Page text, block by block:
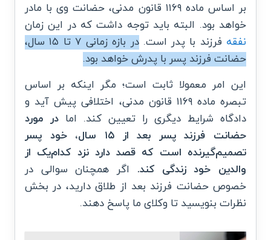
بر اساس ماده ۱۱۶۹ قانون مدنی، حضانت وی با مادر
خواهد بود. البته باید توجه داشت که در این زمان
نفقه فرزند با پدر است.
در بازه زمانی ۷ تا ۱۵ سال،
حضانت فرزند پسر با پدرش خواهد بود.
این امر معمولا ثابت است؛ مگر اینکه بر اساس
تبصره ماده ۱۱۶۹ قانون مدنی، اختلافی پیش آید و
دادگاه شرایط دیگری را تعیین کند. اما در مورد
حضانت فرزند پسر بعد از ۱۵ سال، خود پسر
تصمیم‌گیرنده است که قصد دارد نزد کدام‌یک از
والدین خود زندگی کند. اگر همچنان سوالی در
خصوص حضانت فرزند بعد از طلاق دارید، در بخش
نظرات بنویسید تا وکلای ما پاسخ دهند.